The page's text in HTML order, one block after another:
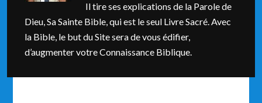
Il tire ses explications de la Parole de
Dieu, Sa Sainte Bible, qui est le seul Livre Sacré. Avec
la Bible, le but du Site sera de vous édifier,
d’augmenter votre Connaissance Biblique.